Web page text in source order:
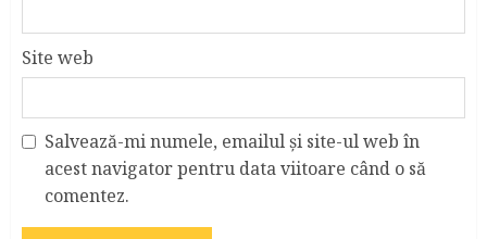
Site web
Salvează-mi numele, emailul și site-ul web în
acest navigator pentru data viitoare când o să
comentez.